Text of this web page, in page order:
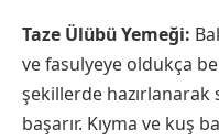
Taze Ülübü Yemeği:
ve fasulyeye oldukça
şekillerde hazırlanarak
başarır. Kıyma ve kuş